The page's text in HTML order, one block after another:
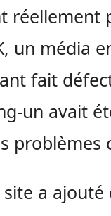
réellement
un média
fait
un avait
problèmes
site a